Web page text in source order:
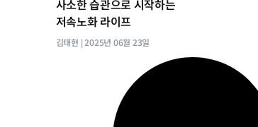
사소한 습관으로 시작하는
저속노화 라이프
김태현 2025년 06월 23일